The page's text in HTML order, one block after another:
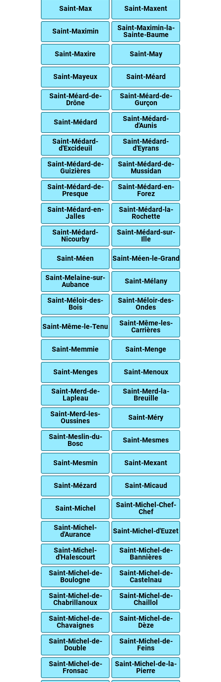
Saint-Max Saint-Maxent
Saint-Maximin
Saint-Maximin-la-
Sainte-Baume
Saint-Maxire Saint-May
Saint-Mayeux Saint-Méard
Saint-Méard-de-
Drône
Saint-Méard-de-
Gurçon
Saint-Médard
Saint-Médard-
d'Aunis
Saint-Médard-
d'Excideuil
Saint-Médard-
d'Eyrans
Saint-Médard-de-
Guizières
Saint-Médard-de-
Mussidan
Saint-Médard-de-
Presque
Saint-Médard-en-
Forez
Saint-Médard-en-
Jalles
Saint-Médard-la-
Rochette
Saint-Médard-
Nicourby
Saint-Médard-sur-
Ille
Saint-Méen Saint-Méen-le-Grand
Saint-Melaine-sur-
Aubance
Saint-Mélany
Saint-Méloir-des-
Bois
Saint-Méloir-des-
Ondes
Saint-Même-le-Tenu
Saint-Même-les-
Carrières
Saint-Memmie Saint-Menge
Saint-Menges Saint-Menoux
Saint-Merd-de-
Lapleau
Saint-Merd-la-
Breuille
Saint-Merd-les-
Oussines
Saint-Méry
Saint-Meslin-du-
Bosc
Saint-Mesmes
Saint-Mesmin Saint-Mexant
Saint-Mézard Saint-Micaud
Saint-Michel
Saint-Michel-Chef-
Chef
Saint-Michel-
d'Aurance
Saint-Michel-d'Euzet
Saint-Michel-
d'Halescourt
Saint-Michel-de-
Bannières
Saint-Michel-de-
Boulogne
Saint-Michel-de-
Castelnau
Saint-Michel-de-
Chabrillanoux
Saint-Michel-de-
Chaillol
Saint-Michel-de-
Chavaignes
Saint-Michel-de-
Dèze
Saint-Michel-de-
Double
Saint-Michel-de-
Feins
Saint-Michel-de-
Fronsac
Saint-Michel-de-la-
Pierre